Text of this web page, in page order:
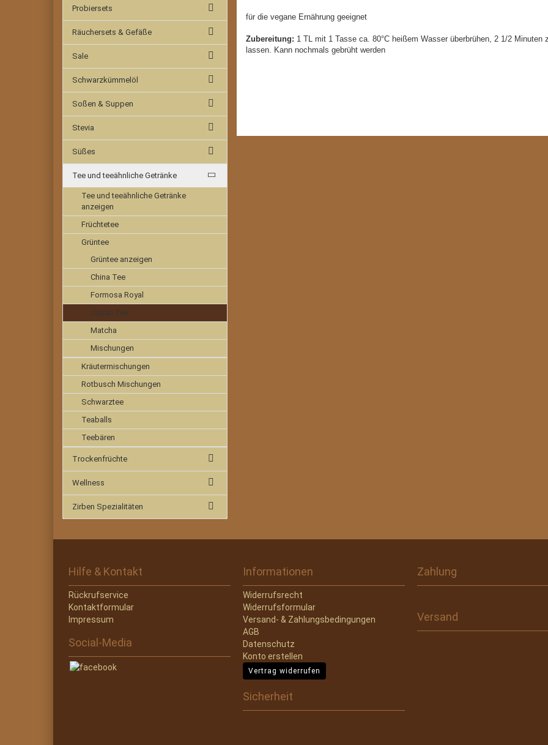
für die vegane Ernährung geeignet
Zubereitung: 1 TL mit 1 Tasse ca. 80°C heißem Wasser überbrühen, 2 1/2 Minuten
lassen. Kann nochmals gebrüht werden
Probiersets
Räuchersets & Gefäße
Sale
Schwarzkümmelöl
Soßen & Suppen
Stevia
Süßes
Tee und teeähnliche Getränke
Tee und teeähnliche Getränke
anzeigen
Früchtetee
Grüntee
Grüntee anzeigen
China Tee
Formosa Royal
Japan Tee
Matcha
Mischungen
Kräutermischungen
Rotbusch Mischungen
Schwarztee
Teaballs
Teebären
Trockenfrüchte
Wellness
Zirben Spezialitäten
Hilfe & Kontakt
Rückrufservice
Kontaktformular
Impressum
Social-Media
Informationen
Widerrufsrecht
Widerrufsformular
Versand- & Zahlungsbedingungen
AGB
Datenschutz
Konto erstellen
Vertrag widerrufen
Sicherheit
Zahlung
Versand